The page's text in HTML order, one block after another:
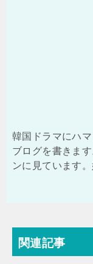
韓国ドラマにハ
ブログを書きま
ンに見ています
関連記事